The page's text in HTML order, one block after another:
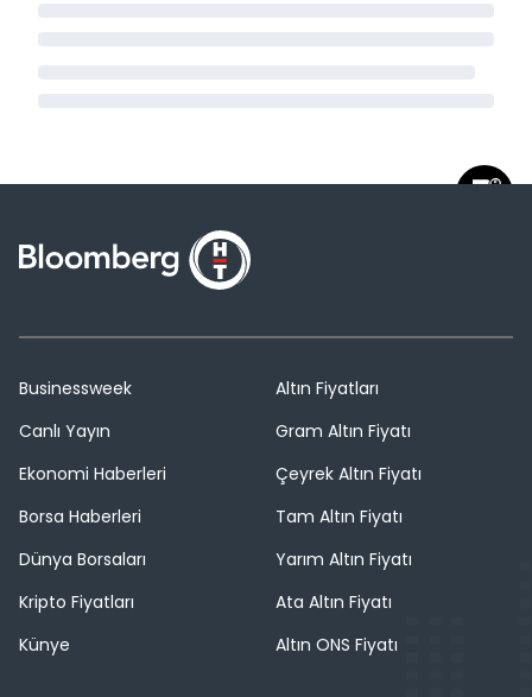
Businessweek
Canlı Yayın
Ekonomi Haberleri
Borsa Haberleri
Dünya Borsaları
Kripto Fiyatları
Künye
Altın Fiyatları
Gram Altın Fiyatı
Çeyrek Altın Fiyatı
Tam Altın Fiyatı
Yarım Altın Fiyatı
Ata Altın Fiyatı
Altın ONS Fiyatı